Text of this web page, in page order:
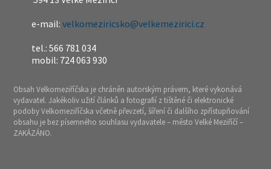
e-mail:velkomeziricsko@velkemezirici.cz
tel.: 566 781 034
mobil: 724 063 930
Obsah Velkomeziříčska je chráněn autorským právem, které vykonává
vydavatel. Jakékoliv užití článků a fotografií z tištěné či elektronické
podoby Velkomeziříčska včetně převzetí, šíření či dalšího zpřístupňování
obsahu je bez písemného souhlasu vydavatele – město Velké Meziříčí –
ZAKÁZÁNO.